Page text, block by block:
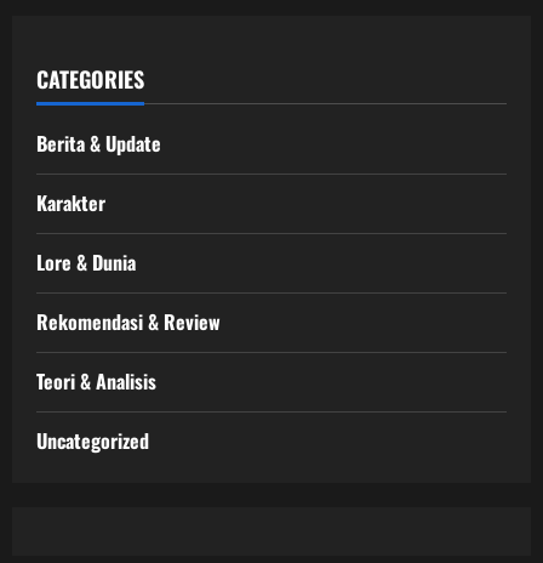
CATEGORIES
Berita & Update
Karakter
Lore & Dunia
Rekomendasi & Review
Teori & Analisis
Uncategorized